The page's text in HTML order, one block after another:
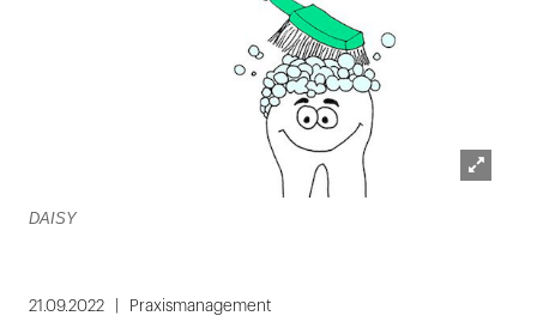
DAISY
21.09.2022 Praxismanagement